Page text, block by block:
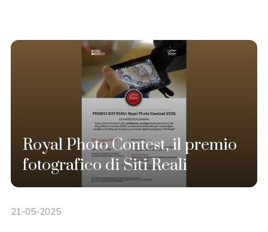
Royal Photo Contest, il premio
fotografico di Siti Reali
21-05-2025